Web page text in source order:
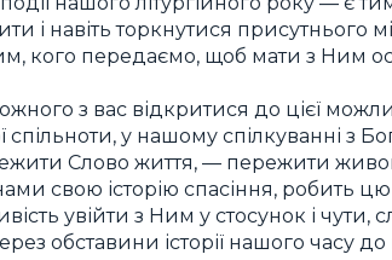
і навіть торкнутися присутнього
кого передаємо, щоб мати з Ним
з вас відкритися до цієї
спільноти, у нашому спілкуванні з
Слово життя, — пережити
свою історію спасіння, робить
увійти з Ним у стосунок і чути,
обставини історії нашого часу